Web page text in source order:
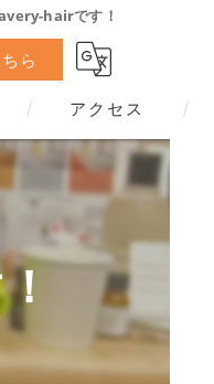
hairです！
ら
アクセス